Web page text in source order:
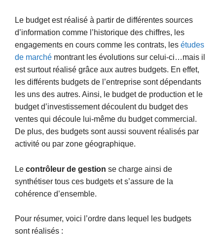
Le budget est réalisé à partir de différentes sources
d’information comme l’historique des chiffres, les
engagements en cours comme les contrats, les études
de marché montrant les évolutions sur celui-ci…mais il
est surtout réalisé grâce aux autres budgets. En effet,
les différents budgets de l’entreprise sont dépendants
les uns des autres. Ainsi, le budget de production et le
budget d’investissement découlent du budget des
ventes qui découle lui-même du budget commercial.
De plus, des budgets sont aussi souvent réalisés par
activité ou par zone géographique.
Le contrôleur de gestion se charge ainsi de
synthétiser tous ces budgets et s’assure de la
cohérence d’ensemble.
Pour résumer, voici l’ordre dans lequel les budgets
sont réalisés :